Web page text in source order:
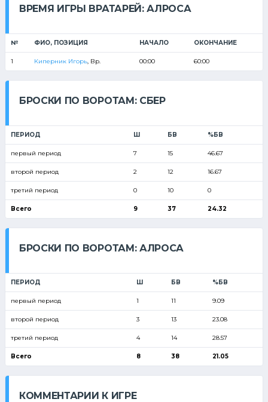
ВРЕМЯ ИГРЫ ВРАТАРЕЙ: АЛРОСА
№ ФИО, ПОЗИЦИЯ НАЧАЛО ОКОНЧАНИЕ
1 Киперник Игорь, Вр. 00:00 60:00
БРОСКИ ПО ВОРОТАМ: СБЕР
ПЕРИОД Ш БВ %БВ
первый период 7 15 46.67
второй период 2 12 16.67
третий период 0 10 0
Всего 9 37 24.32
БРОСКИ ПО ВОРОТАМ: АЛРОСА
ПЕРИОД Ш БВ %БВ
первый период 1 11 9.09
второй период 3 13 23.08
третий период 4 14 28.57
Всего 8 38 21.05
КОММЕНТАРИИ К ИГРЕ